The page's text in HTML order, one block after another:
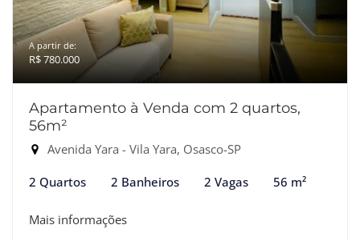
A partir de:
R$ 780.000
Apartamento à Venda com 2 quartos,
56m²
Avenida Yara - Vila Yara, Osasco-SP
2 Quartos 2 Banheiros 2 Vagas 56 m²
Mais informações